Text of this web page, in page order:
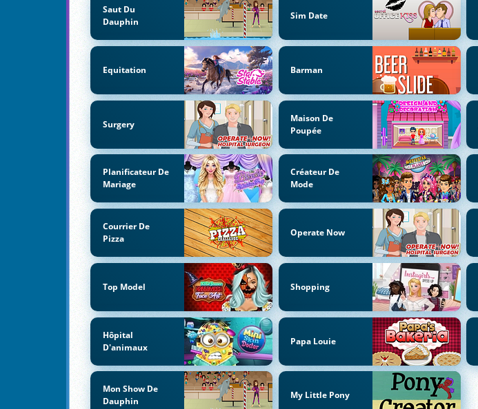
Saut Du
Dauphin
Sim Date
Equitation Barman
Surgery
Maison De
Poupée
Planificateur De
Mariage
Créateur De
Mode
Courrier De
Pizza
Operate Now
Top Model Shopping
Hôpital
D'animaux
Papa Louie
Mon Show De
Dauphin
My Little Pony